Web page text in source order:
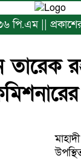
পি.এম ||
তারেক